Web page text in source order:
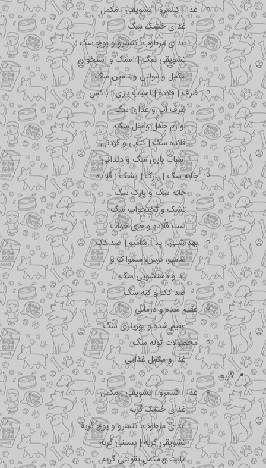
غذا | کنسرو | تشویقی | مکمل
غذای خشک سگ
غذای مرطوب، کنسرو و پوچ سگ
تشویقی سگ | اسنک و استخوان
مکمل و مولتی ویتامین سگ
ظرف | قلاده | اسباب بازی | باکس
ظرف آب و غذای سگ
لوازم حمل و نقل سگ
قلاده سگ | کتفی و گردنی
اسباب بازی سگ و دندانی
خانه سگ | پارک | تشک | قلاده
خانه سگ و پارک سگ
تشک و تختخواب سگ
ست قلاده و جای خواب
بهداشتی | پد | شامپو | ضد کک
شامپو، برس، مسواک و …
پد و دستشویی سگ
ضد کک و کنه سگ
عقیم شده و درمانی
عقیم شده و یورینری سگ
محصولات توله سگ
غذا و مکمل غذایی
گربه
غذا | کنسرو | تشویقی | مکمل
غذای خشک گربه
غذای مرطوب، کنسرو و پوچ گربه
تشویقی گربه | بستنی گربه
مالت و مکمل تقویتی گربه